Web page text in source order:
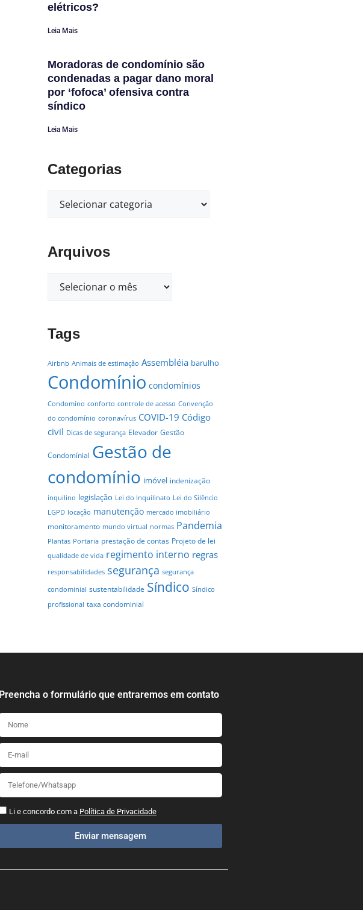
elétricos?
Leia Mais
Moradoras de condomínio são
condenadas a pagar dano moral
por ‘fofoca’ ofensiva contra
síndico
Leia Mais
Categorias
Arquivos
Tags
Airbnb Animais de estimação Assembléia barulho
Condomínio condomínios
Condomíno conforto controle de acesso Convenção
do condomínio coronavírus COVID-19 Código
civil Dicas de segurança Elevador Gestão
Condomínial Gestão de
condomínio imóvel indenização
inquilino legislação Lei do Inquilinato Lei do Silêncio
LGPD locação manutenção mercado imobiliário
monitoramento mundo virtual normas Pandemia
Plantas Portaria prestação de contas Projeto de lei
qualidade de vida regimento interno regras
responsabilidades segurança segurança
condominial sustentabilidade Síndico Síndico
profissional taxa condominial
Preencha o formulário que entraremos em contato
Li e concordo com a Política de Privacidade
Enviar mensagem